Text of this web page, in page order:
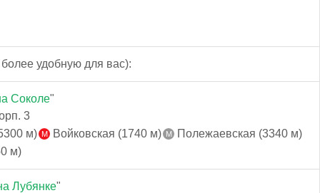
удобную для вас):
Соколе"
3
м) Войковская (1740 м)
Полежаевская (3340 м)
м)
Лубянке"